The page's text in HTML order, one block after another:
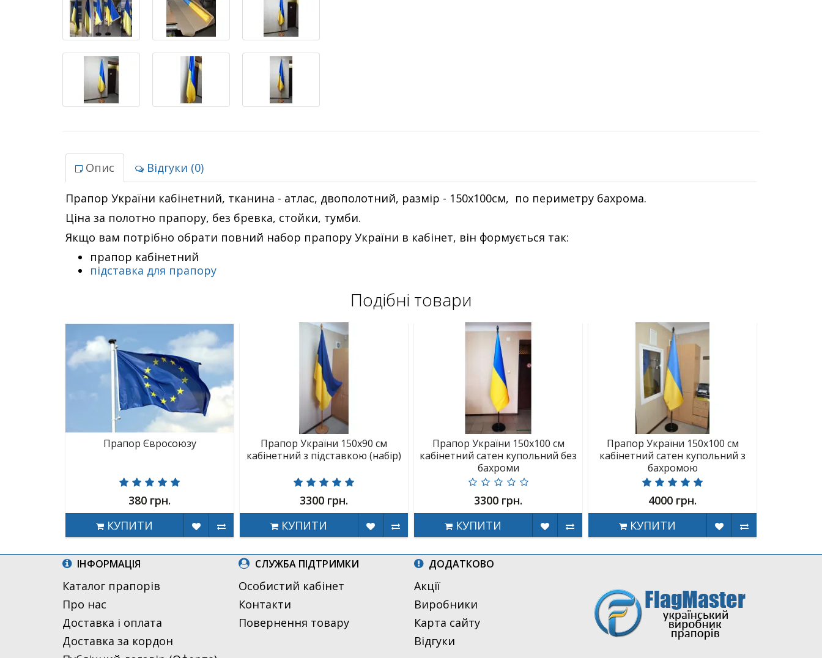
Опис Відгуки (0)
Прапор України кабінетний, тканина - атлас, двополотний, размір - 150х100см, по периметру бахрома.
Ціна за полотно прапору, без бревка, стойки, тумби.
Якщо вам потрібно обрати повний набор прапору України в кабінет, він формується так:
прапор кабінетний
підставка для прапору
Подібні товари
Прапор Євросоюзу
380 грн.
КУПИТИ
Прапор України 150х90 см
кабінетний з підставкою (набір)
3300 грн.
КУПИТИ
Прапор України 150х100 см
кабінетний сатен купольний без
бахроми
3300 грн.
КУПИТИ
Прапор України 150х100 см
кабінетний сатен купольний з
бахромою
4000 грн.
КУПИТИ
ІНФОРМАЦІЯ
Каталог прапорів
Про нас
Доставка і оплата
Доставка за кордон
СЛУЖБА ПІДТРИМКИ
Особистий кабінет
Контакти
Повернення товару
ДОДАТКОВО
Акції
Виробники
Карта сайту
Відгуки